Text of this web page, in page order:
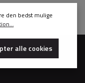
den bedst mulige
alle cookies